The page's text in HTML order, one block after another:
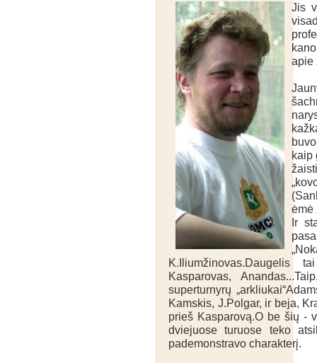
Jis
apie
kaip
ėmė
Ir
K.Iliumžinovas.Daugelis
Kasparovas,
superturnyrų
Kamskis, J.Polgar, ir beja,
prieš Kasparovą.O be šių -
dviejuose turuose teko
pademonstravo charakterį.